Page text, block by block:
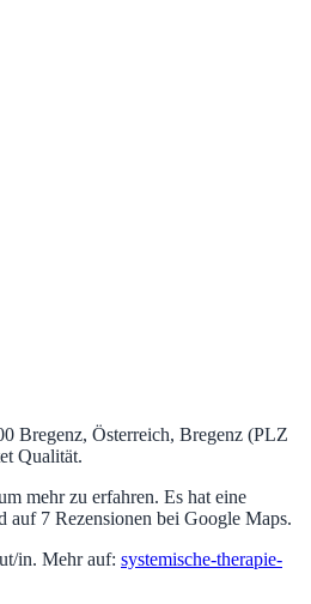
Bregenz, Österreich, Bregenz (PLZ
Qualität.
mehr zu erfahren. Es hat eine
auf 7 Rezensionen bei Google Maps.
in. Mehr auf: systemische-therapie-